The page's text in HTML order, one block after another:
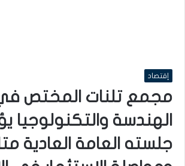
إقتصاد
مجمع تلنات المختص
الهندسة والتكنولوجيا
جلسته العامة العادية